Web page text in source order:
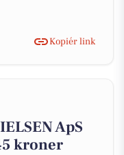
Kopiér link
ApS
kroner